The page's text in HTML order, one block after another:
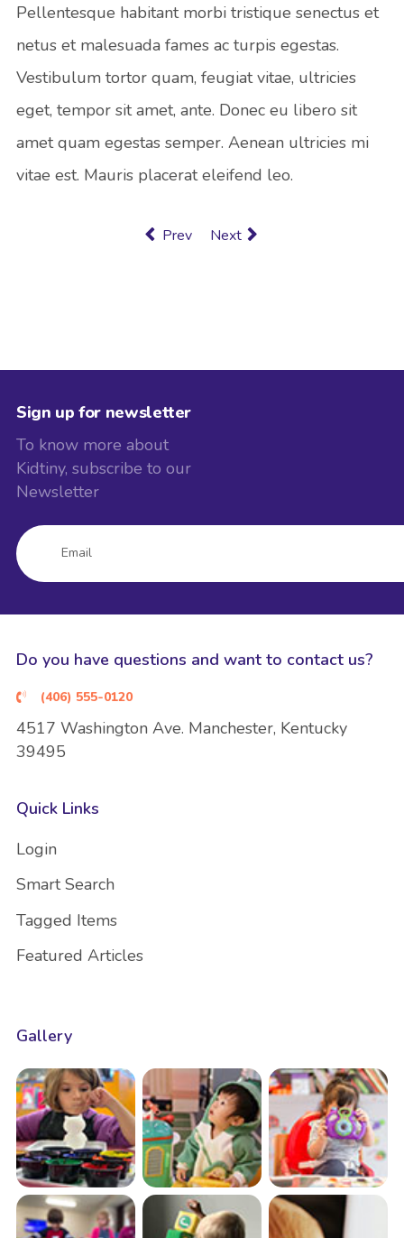
Pellentesque habitant morbi tristique senectus et
netus et malesuada fames ac turpis egestas.
Vestibulum tortor quam, feugiat vitae, ultricies
eget, tempor sit amet, ante. Donec eu libero sit
amet quam egestas semper. Aenean ultricies mi
vitae est. Mauris placerat eleifend leo.
Previous article: Harry Potter and the
Prev Next article: Annual event
Next
Sign up for newsletter
To know more about
Kidtiny, subscribe to our
Newsletter
Do you have questions and want to contact us?
(406) 555-0120
4517 Washington Ave. Manchester, Kentucky
39495
Quick Links
Login
Smart Search
Tagged Items
Featured Articles
Gallery